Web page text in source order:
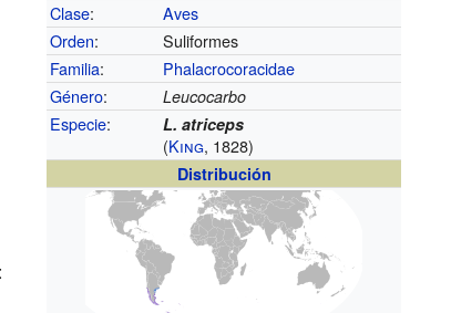
Clase:
Aves
Orden:
Suliformes
Familia:
Phalacrocoracidae
Género: Leucocarbo
Especie: L. atriceps
(King, 1828)
Distribución